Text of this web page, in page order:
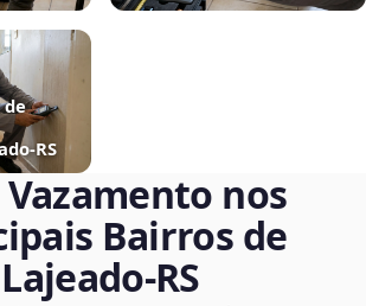
de
Vazamento nos
Bairros de
Lajeado‑RS